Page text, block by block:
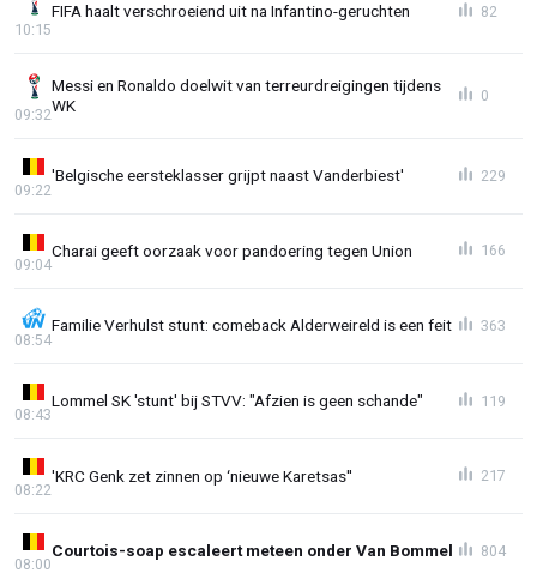
FIFA haalt verschroeiend uit na Infantino-geruchten
10:15
82
Messi en Ronaldo doelwit van terreurdreigingen tijdens
WK
09:32
0
'Belgische eersteklasser grijpt naast Vanderbiest'
09:22
229
Charai geeft oorzaak voor pandoering tegen Union
09:04
166
Familie Verhulst stunt: comeback Alderweireld is een feit
08:54
363
Lommel SK 'stunt' bij STVV: "Afzien is geen schande"
08:43
119
'KRC Genk zet zinnen op ‘nieuwe Karetsas''
08:22
217
Courtois-soap escaleert meteen onder Van Bommel
08:00
804